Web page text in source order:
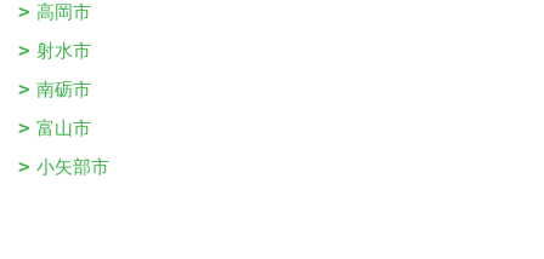
高岡市
射水市
南砺市
富山市
小矢部市